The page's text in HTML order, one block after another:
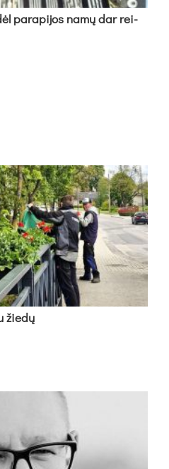
pa­ra­pi­jos na­mų dar rei­
žie­dų